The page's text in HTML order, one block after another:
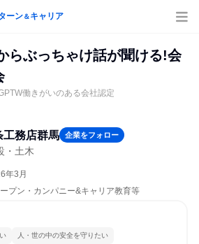
ーン＆キャリア
らぶっちゃけ話が聞ける!会
働きがいのある会社認定
工務店群馬 企業をフォロー
・土木
年3月
プン・カンパニー&キャリア教育等
人・世の中の安全を守りたい